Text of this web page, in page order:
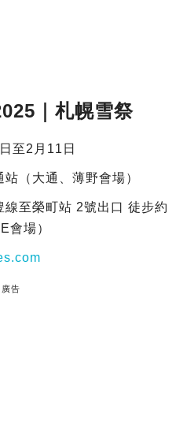
｜札幌雪祭
至2月11日
（大通、薄野會場）
線至榮町站 2號出口 徒步約
會場）
廣告